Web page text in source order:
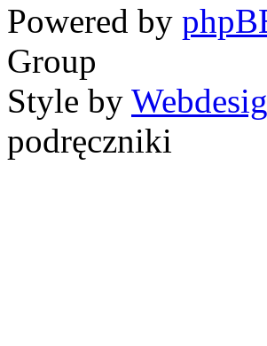
Powered by
Group
Style by
podręczniki